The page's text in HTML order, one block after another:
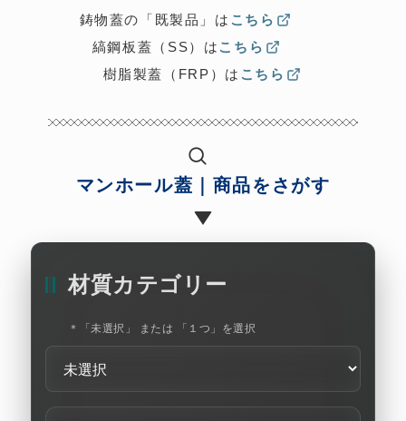
鋳物蓋の「既製品」は こちら
縞鋼板蓋（SS）はこちら
樹脂製蓋（FRP）は こちら
マンホール蓋｜商品をさがす
材質カテゴリー
＊「未選択」 または 「１つ」を選択